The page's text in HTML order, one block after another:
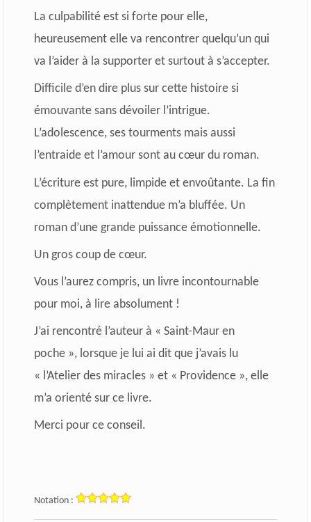
La culpabilité est si forte pour elle,
heureusement elle va rencontrer quelqu’un qui
va l’aider à la supporter et surtout à s’accepter.
Difficile d’en dire plus sur cette histoire si
émouvante sans dévoiler l’intrigue.
L’adolescence, ses tourments mais aussi
l’entraide et l’amour sont au cœur du roman.
L’écriture est pure, limpide et envoûtante. La fin
complètement inattendue m’a bluffée. Un
roman d’une grande puissance émotionnelle.
Un gros coup de cœur.
Vous l’aurez compris, un livre incontournable
pour moi, à lire absolument !
J’ai rencontré l’auteur à « Saint-Maur en
poche », lorsque je lui ai dit que j’avais lu
« l’Atelier des miracles » et « Providence », elle
m’a orienté sur ce livre.
Merci pour ce conseil.
Notation :